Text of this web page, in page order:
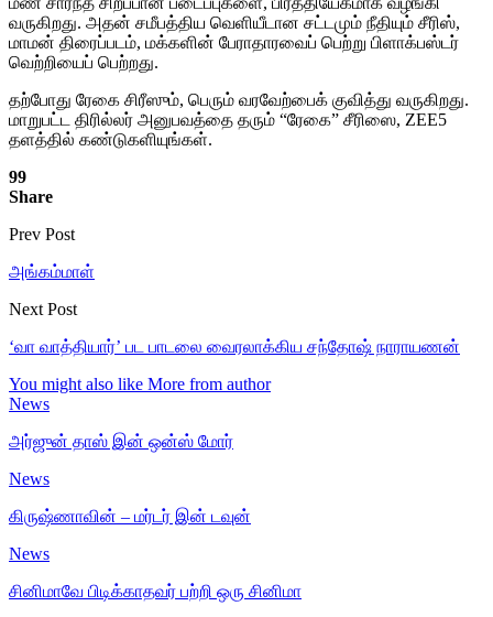
வருகிறது. அதன் சமீபத்திய வெளியீடான சட்டமும் நீதியும் சீரிஸ்,
மாமன் திரைப்படம், மக்களின் பேராதாரவைப் பெற்று பிளாக்பஸ்டர்
வெற்றியைப் பெற்றது.
தற்போது ரேகை சிரீஸும், பெரும் வரவேற்பைக் குவித்து வருகிறது.
மாறுபட்ட திரில்லர் அனுபவத்தை தரும் “ரேகை” சீரிஸை, ZEE5
தளத்தில் கண்டுகளியுங்கள்.
99
Share
Prev Post
அங்கம்மாள்
Next Post
‘வா வாத்தியார்’ பட பாடலை வைரலாக்கிய சந்தோஷ் நாராயணன்
You might also like More from author
News
அர்ஜுன் தாஸ் இன் ஒன்ஸ் மோர்
News
கிருஷ்ணாவின் – மர்டர் இன் டவுன்
News
சினிமாவே பிடிக்காதவர் பற்றி ஒரு சினிமா